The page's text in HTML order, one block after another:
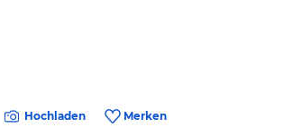
Hochladen Merken